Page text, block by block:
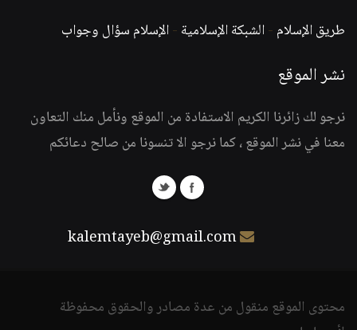
طريق الإسلام -الشبكة الإسلامية -الإسلام سؤال وجواب
نشر الموقع
نرجو لك زائرنا الكريم الاستفادة من الموقع ونأمل منك التعاون
معنا في نشر الموقع ، كما نرجو الا تنسونا من صالح دعائكم
kalemtayeb@gmail.com
محتوى الموقع منقول من عدة مصادر والحقوق محفوظة